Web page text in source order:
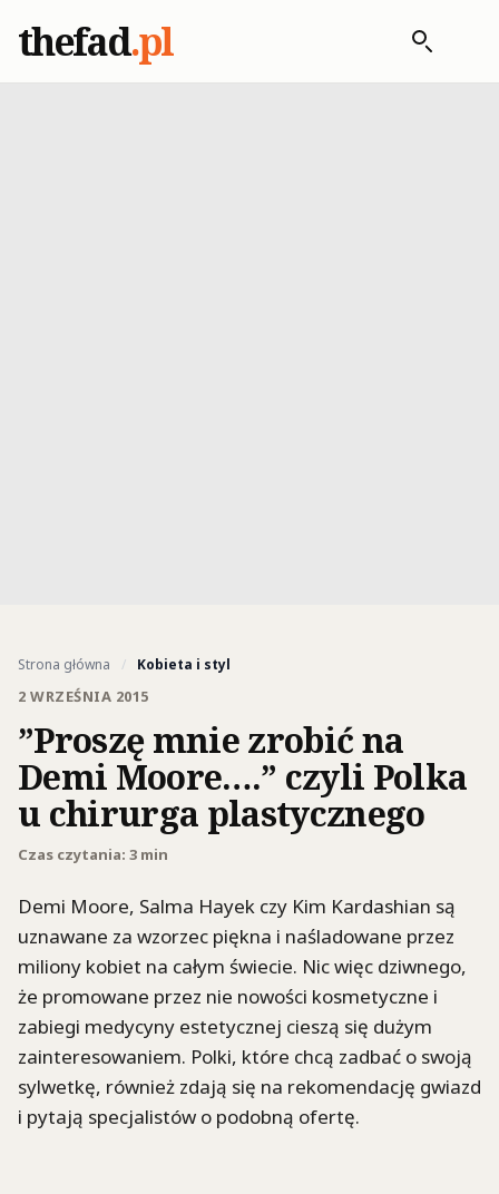
thefad.pl
Strona główna / Kobieta i styl
2 WRZEŚNIA 2015
”Proszę mnie zrobić na
Demi Moore….” czyli Polka
u chirurga plastycznego
Czas czytania: 3 min
Demi Moore, Salma Hayek czy Kim Kardashian są
uznawane za wzorzec piękna i naśladowane przez
miliony kobiet na całym świecie. Nic więc dziwnego,
że promowane przez nie nowości kosmetyczne i
zabiegi medycyny estetycznej cieszą się dużym
zainteresowaniem. Polki, które chcą zadbać o swoją
sylwetkę, również zdają się na rekomendację gwiazd
i pytają specjalistów o podobną ofertę.